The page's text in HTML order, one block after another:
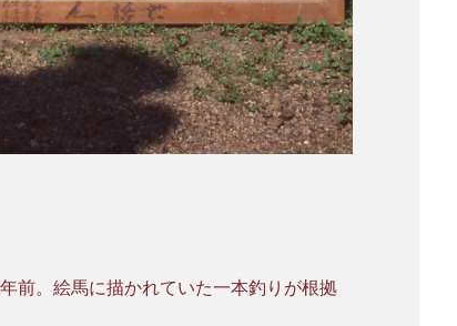
前。絵馬に描かれていた一本釣りが根拠